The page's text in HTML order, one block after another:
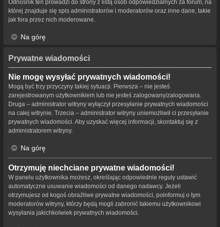
Odnośnik ten prowadzi do strony z listą osób odpowiedzialnych za forum, na
której znajduje się spis administratorów i moderatorów oraz inne dane, takie
jak fora przez nich moderowane.
Na górę
Prywatne wiadomości
Nie mogę wysyłać prywatnych wiadomości!
Mogą być trzy przyczyny takiej sytuacji. Pierwsza – nie jesteś
zarejestrowanym użytkownikiem lub nie jesteś zalogowany/zalogowana.
Druga – administrator witryny wyłączył przesyłanie prywatnych wiadomości
na całej witrynie. Trzecia – administrator witryny uniemożliwił ci przesyłanie
prywatnych wiadomości. Aby uzyskać więcej informacji, skontaktuj się z
administratorem witryny.
Na górę
Otrzymuję niechciane prywatne wiadomości!
W panelu użytkownika możesz, określając odpowiednie reguły ustawić
automatyczne usuwanie wiadomości od danego nadawcy. Jeżeli
otrzymujesz od kogoś obraźliwe prywatne wiadomości, poinformuj o tym
moderatorów witryny, którzy będą mogli zabronić takiemu użytkownikowi
wysyłania jakichkolwiek prywatnych wiadomości.